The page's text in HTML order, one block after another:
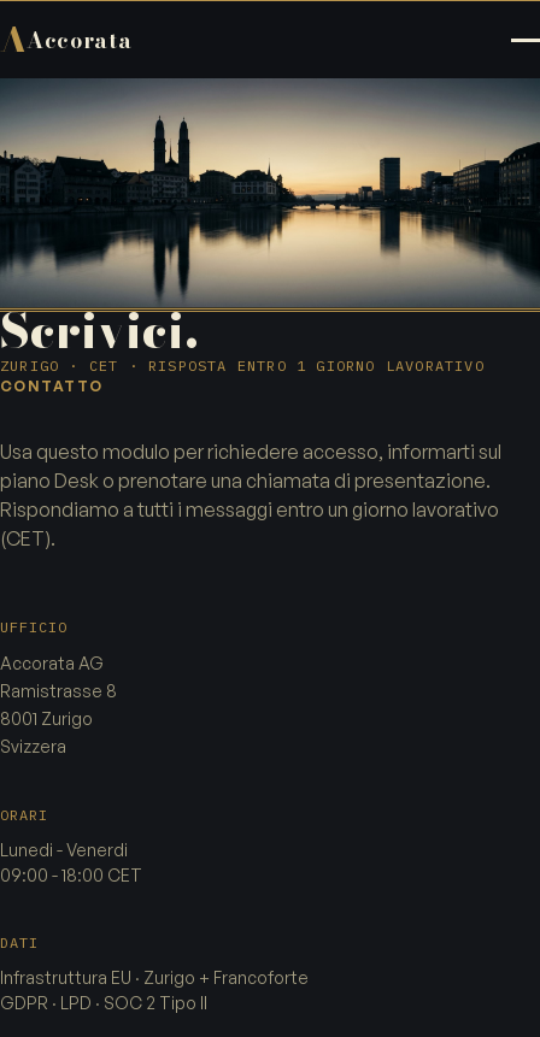
AAccorata
Scrivici.
ZURIGO · CET · RISPOSTA ENTRO 1 GIORNO LAVORATIVO
CONTATTO
Usa questo modulo per richiedere accesso, informarti sul
piano Desk o prenotare una chiamata di presentazione.
Rispondiamo a tutti i messaggi entro un giorno lavorativo
(CET).
UFFICIO
Accorata AG
Ramistrasse 8
8001 Zurigo
Svizzera
ORARI
Lunedi - Venerdi
09:00 - 18:00 CET
DATI
Infrastruttura EU · Zurigo + Francoforte
GDPR · LPD · SOC 2 Tipo II